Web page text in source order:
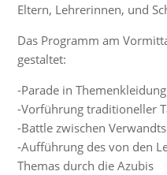
Eltern, Lehrerinnen, und
Das Programm am
gestaltet:
-Parade in Themenkleidung
-Vorführung traditioneller
-Battle zwischen
-Aufführung des von den
Themas durch die Azubis